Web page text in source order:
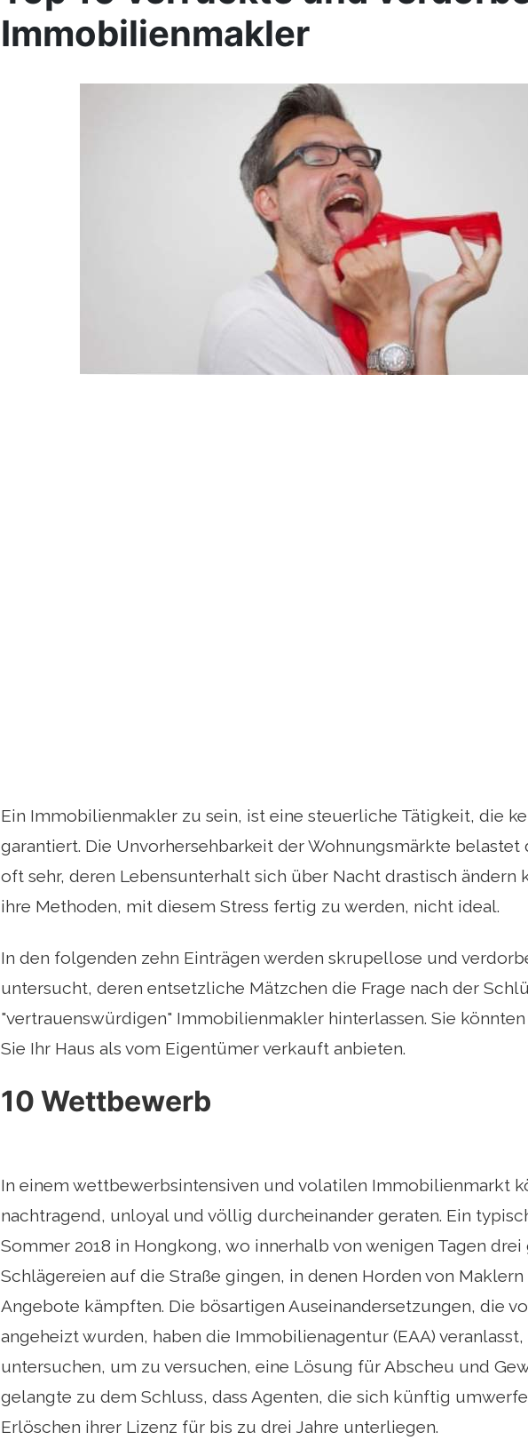
Immobilienmakler
Ein Immobilienmakler zu sein, ist eine steuerliche Tätigkeit, die
garantiert. Die Unvorhersehbarkeit der Wohnungsmärkte
oft sehr, deren Lebensunterhalt sich über Nacht drastisch ändern
ihre Methoden, mit diesem Stress fertig zu werden, nicht ideal.
In den folgenden zehn Einträgen werden skrupellose und
untersucht, deren entsetzliche Mätzchen die Frage nach der
"vertrauenswürdigen" Immobilienmakler hinterlassen. Sie
Sie Ihr Haus als vom Eigentümer verkauft anbieten.
10 Wettbewerb
In einem wettbewerbsintensiven und volatilen Immobilienmarkt
nachtragend, unloyal und völlig durcheinander geraten. Ein
Sommer 2018 in Hongkong, wo innerhalb von wenigen Tagen
Schlägereien auf die Straße gingen, in denen Horden von
Angebote kämpften. Die bösartigen Auseinandersetzungen, die
angeheizt wurden, haben die Immobilienagentur (EAA)
untersuchen, um zu versuchen, eine Lösung für Abscheu und
gelangte zu dem Schluss, dass Agenten, die sich künftig
Erlöschen ihrer Lizenz für bis zu drei Jahre unterliegen.